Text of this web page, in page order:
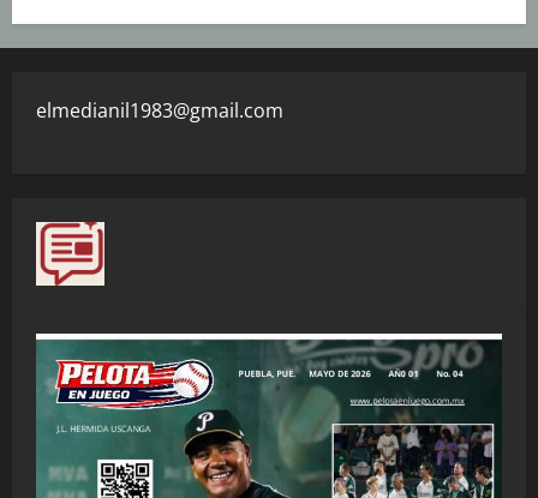
elmedianil1983@gmail.com